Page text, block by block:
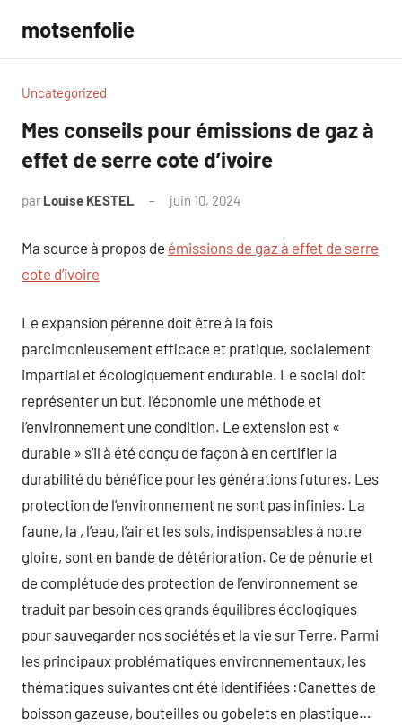
contenu
motsenfolie
Uncategorized
Mes conseils pour émissions de gaz à
effet de serre cote d’ivoire
par Louise KESTEL juin 10, 2024
Ma source à propos de émissions de gaz à effet de serre
cote d’ivoire
Le expansion pérenne doit être à la fois
parcimonieusement efficace et pratique, socialement
impartial et écologiquement endurable. Le social doit
représenter un but, l’économie une méthode et
l’environnement une condition. Le extension est «
durable » s’il à été conçu de façon à en certifier la
durabilité du bénéfice pour les générations futures. Les
protection de l’environnement ne sont pas infinies. La
faune, la , l’eau, l’air et les sols, indispensables à notre
gloire, sont en bande de détérioration. Ce de pénurie et
de complétude des protection de l’environnement se
traduit par besoin ces grands équilibres écologiques
pour sauvegarder nos sociétés et la vie sur Terre. Parmi
les principaux problématiques environnementaux, les
thématiques suivantes ont été identifiées :Canettes de
boisson gazeuse, bouteilles ou gobelets en plastique…